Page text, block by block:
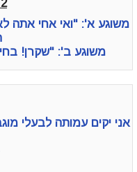
2 משוגעים
משוגע א': "ואי אחי אתה
משוגע ב': "שקרן!
אני יקים עמותה לבעלי